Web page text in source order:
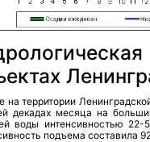
на территории
декадах месяца на
воды интенсивностью
подъема составила